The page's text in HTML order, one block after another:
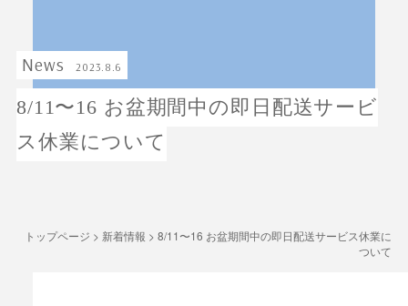
News 2023.8.6
8/11〜16 お盆期間中の即日配送サービ
ス休業について
トップページ > 新着情報 >8/11〜16 お盆期間中の即日配送サービス休業に
ついて